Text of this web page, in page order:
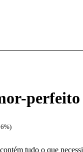
perfeito
tudo o que